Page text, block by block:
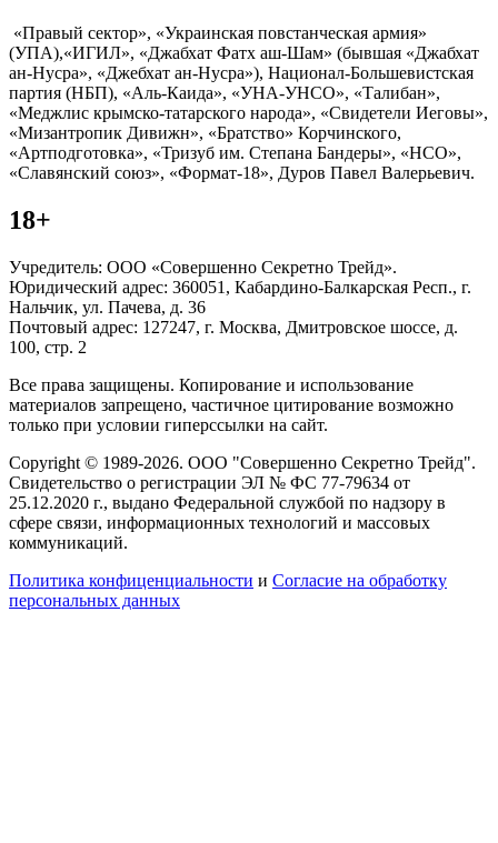
«Правый сектор», «Украинская повстанческая армия»
(УПА),«ИГИЛ», «Джабхат Фатх аш-Шам» (бывшая «Джабхат
ан-Нусра», «Джебхат ан-Нусра»), Национал-Большевистская
партия (НБП), «Аль-Каида», «УНА-УНСО», «Талибан»,
«Меджлис крымско-татарского народа», «Свидетели Иеговы»,
«Мизантропик Дивижн», «Братство» Корчинского,
«Артподготовка», «Тризуб им. Степана Бандеры», «НСО»,
«Славянский союз», «Формат-18», Дуров Павел Валерьевич.
18+
Учредитель: ООО «Совершенно Секретно Трейд».
Юридический адрес: 360051, Кабардино-Балкарская Респ., г.
Нальчик, ул. Пачева, д. 36
Почтовый адрес: 127247, г. Москва, Дмитровское шоссе, д.
100, стр. 2
Все права защищены. Копирование и использование
материалов запрещено, частичное цитирование возможно
только при условии гиперссылки на сайт.
Copyright © 1989-2026. ООО "Совершенно Секретно Трейд".
Свидетельство о регистрации ЭЛ № ФС 77-79634 от
25.12.2020 г., выдано Федеральной службой по надзору в
сфере связи, информационных технологий и массовых
коммуникаций.
Политика конфиценциальности и Согласие на обработку
персональных данных